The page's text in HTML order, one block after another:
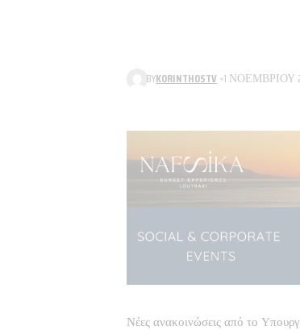
BYKORINTHOSTV 1 ΝΟΕΜΒΡΊΟΥ
Νέες ανακοινώσεις από το